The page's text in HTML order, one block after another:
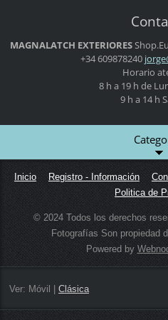
MAGNALATCH EXTERIORES
+34 609878240
Horario
8 h a 19 h de
9 h a 14 h
Inicio Registro - Información
Politica de
© 2024 Todos los derechos
Fotografías Son propiedad
Powered by
Ver: Móvil Clásica